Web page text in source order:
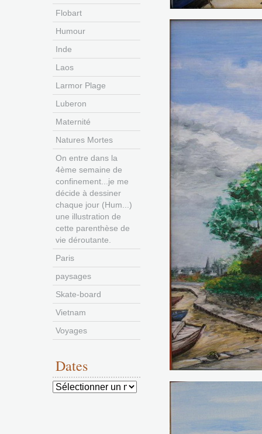
Flobart
Humour
Inde
Laos
Larmor Plage
Luberon
Maternité
Natures Mortes
On entre dans la
4ème semaine de
confinement...je me
décide à dessiner
chaque jour (Hum...)
une illustration de
cette parenthèse de
vie déroutante.
Paris
paysages
Skate-board
Vietnam
Voyages
Dates
Dates